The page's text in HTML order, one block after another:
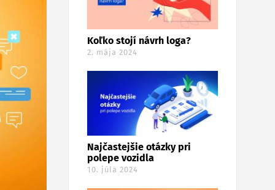
Koľko stojí návrh loga?
2. mája 2024
Najčastejšie otázky pri
polepe vozidla
10. júla 2024